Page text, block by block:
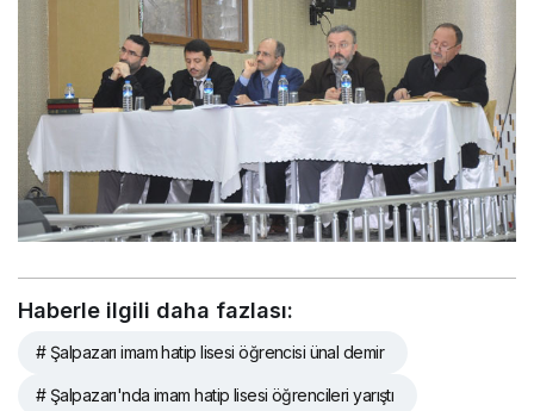
Haberle ilgili daha fazlası:
# Şalpazarı imam hatip lisesi öğrencisi ünal demir
# Şalpazarı'nda imam hatip lisesi öğrencileri yarıştı